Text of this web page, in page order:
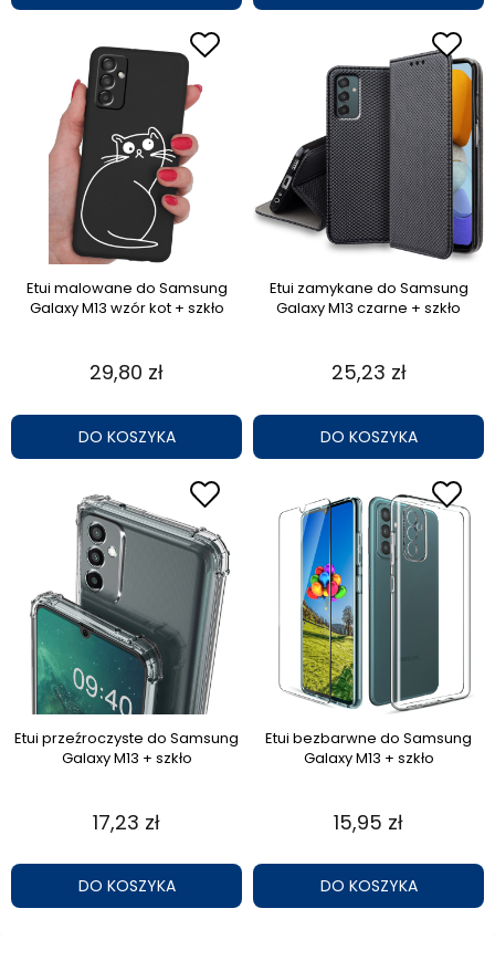
Etui malowane do Samsung
Galaxy M13 wzór kot + szkło
29,80 zł
DO KOSZYKA
Etui zamykane do Samsung
Galaxy M13 czarne + szkło
25,23 zł
DO KOSZYKA
Etui przeźroczyste do Samsung
Galaxy M13 + szkło
17,23 zł
DO KOSZYKA
Etui bezbarwne do Samsung
Galaxy M13 + szkło
15,95 zł
DO KOSZYKA